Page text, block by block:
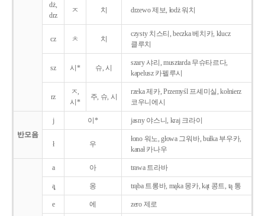
dż,
drz
ㅈ 치 drzewo 제보, łodż 워치
cz ㅊ 치
czysty 치스티, beczka 베치카, klucz
클루치
sz 시* 슈, 시
szary 샤리, musztarda 무슈타르다,
kapelusz 카펠루시
rz
ㅈ,
시*
주, 슈, 시
rzeka 제카, Przemyśl 프셰미실, kołnierz
코우니에시
반모음
j 이* jasny 야스니, kraj 크라이
ł 우
łono 워노, głowa 그워바, bułka 부우카,
kanał 카나우
a 아 trawa 트라바
ą̨ 옹 trąba 트롱바, mąka 몽카, kąt 콩트, tą 통
e 에 zero 제로